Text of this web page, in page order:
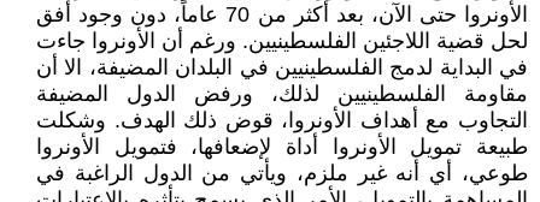
الأونروا حتى الآن، بعد أكثر من 70 عاماً، دون وجود أفق
لحل قضية اللاجئين الفلسطينيين. ورغم أن الأونروا جاءت
في البداية لدمج الفلسطينيين في البلدان المضيفة، الا أن
مقاومة الفلسطينيين لذلك، ورفض الدول المضيفة
التجاوب مع أهداف الأونروا، قوض ذلك الهدف. وشكلت
طبيعة تمويل الأونروا أداة لإضعافها، فتمويل الأونروا
طوعي، أي أنه غير ملزم، ويأتي من الدول الراغبة في